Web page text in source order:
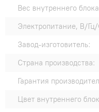
Вес внутреннего
Электропитание, В/
Завод-изготовитель:
Страна производства:
Гарантия
Цвет внутреннего